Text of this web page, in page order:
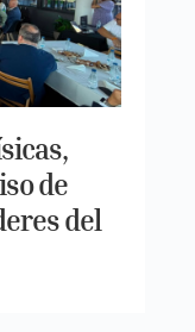
de
del